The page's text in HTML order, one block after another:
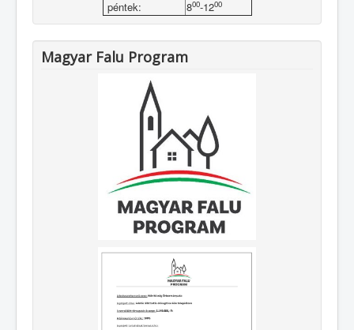
péntek: 800-1200
Magyar Falu Program